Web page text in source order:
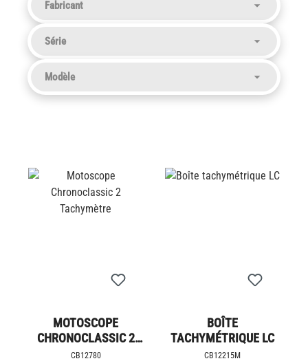
MOTOSCOPE
CHRONOCLASSIC 2
TACHYMÈTRE
CB12780
BOÎTE
TACHYMÉTRIQUE LC
CB12215M